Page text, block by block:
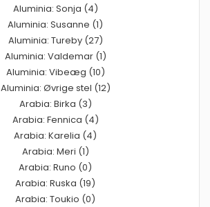
Aluminia: Sonja (4)
Aluminia: Susanne (1)
Aluminia: Tureby (27)
Aluminia: Valdemar (1)
Aluminia: Vibeæg (10)
Aluminia: Øvrige stel (12)
Arabia: Birka (3)
Arabia: Fennica (4)
Arabia: Karelia (4)
Arabia: Meri (1)
Arabia: Runo (0)
Arabia: Ruska (19)
Arabia: Toukio (0)